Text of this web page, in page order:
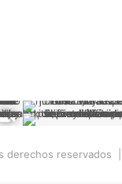
derechos reservados |